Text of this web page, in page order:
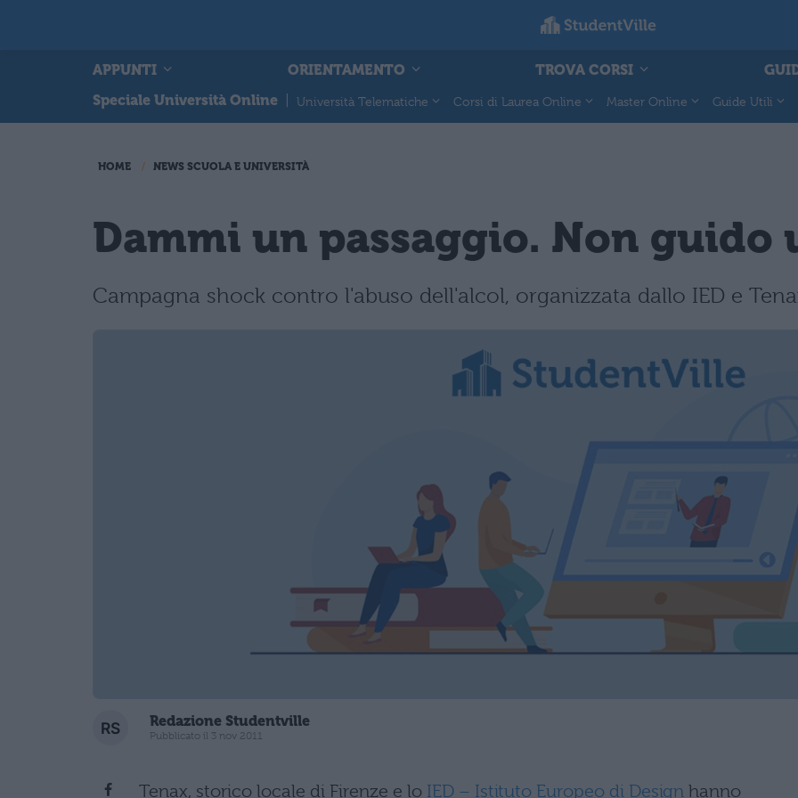
APPUNTI ORIENTAMENTO TROVA CORSI
Speciale Università Online
Università Telematiche Corsi di Laurea Online Master Online Guide Utili
HOME NEWS SCUOLA E UNIVERSITÀ
Dammi un passaggio. Non guido
Campagna shock contro l'abuso dell'alcol, organizzata dallo IED e
Redazione Studentville
Pubblicato il 3 nov 2011
Tenax, storico locale di Firenze e lo IED – Istituto Europeo di Design hanno